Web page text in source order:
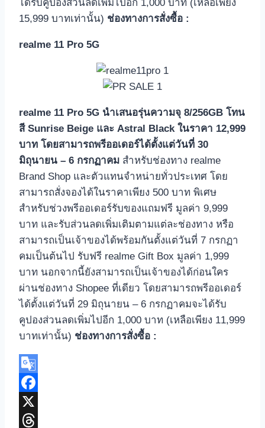
ได้รับคูปองส่วนลดเพิ่มไปอีก 1,000 บาท (เหลือเพียง
15,999 บาทเท่านั้น) ช่องทางการสั่งซื้อ :
realme 11 Pro 5G
realme 11 Pro 5G นำเสนอรุ่นความจุ 8/256GB โทน
สี Sunrise Beige และ Astral Black ในราคา 12,999
บาท โดยสามารถพรีออเดอร์ได้ตั้งแต่วันที่ 30
มิถุนายน – 6 กรกฏาคม สำหรับช่องทาง realme
Brand Shop และตัวแทนจำหน่ายทั่วประเทศ โดย
สามารถสั่งจองได้ในราคาเพียง 500 บาท พิเศษ
สำหรับช่วงพรีออเดอร์รับของแถมฟรี มูลค่า 9,999
บาท และรับส่วนลดเพิ่มเติมตามแต่ละช่องทาง หรือ
สามารถเป็นเจ้าของได้พร้อมกันตั้งแต่วันที่ 7 กรกฏา
คมเป็นต้นไป รับฟรี realme Gift Box มูลค่า 1,999
บาท นอกจากนี้ยังสามารถเป็นเจ้าของได้ก่อนใคร
ผ่านช่องทาง Shopee ที่เดียว โดยสามารถพรีออเดอร์
ได้ตั้งแต่วันที่ 29 มิถุนายน – 6 กรกฏาคมจะได้รับ
คูปองส่วนลดเพิ่มไปอีก 1,000 บาท (เหลือเพียง 11,999
บาทเท่านั้น) ช่องทางการสั่งซื้อ :
Google
Translate
Facebook
X